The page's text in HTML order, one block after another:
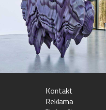
Kontakt
Reklama